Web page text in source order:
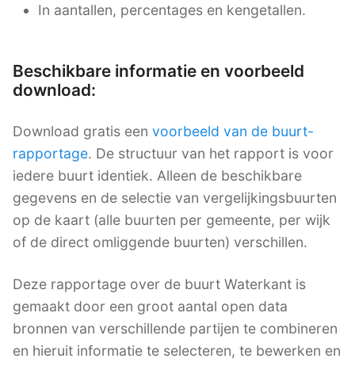
In aantallen, percentages en kengetallen.
Beschikbare informatie en voorbeeld
download:
Download gratis een voorbeeld van de buurt-
rapportage. De structuur van het rapport is voor
iedere buurt identiek. Alleen de beschikbare
gegevens en de selectie van vergelijkingsbuurten
op de kaart (alle buurten per gemeente, per wijk
of de direct omliggende buurten) verschillen.
Deze rapportage over de buurt Waterkant is
gemaakt door een groot aantal open data
bronnen van verschillende partijen te combineren
en hieruit informatie te selecteren, te bewerken en